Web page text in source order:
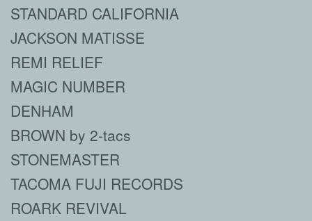
STANDARD CALIFORNIA
JACKSON MATISSE
REMI RELIEF
MAGIC NUMBER
DENHAM
BROWN by 2-tacs
STONEMASTER
TACOMA FUJI RECORDS
ROARK REVIVAL